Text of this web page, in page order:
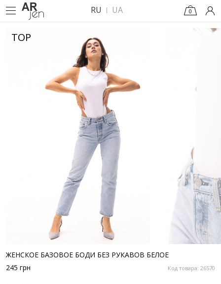
RU UA 0
TOP
ЖЕНСКОЕ БАЗОВОЕ БОДИ БЕЗ РУКАВОВ БЕЛОЕ
Код товара: 26570
245 грн